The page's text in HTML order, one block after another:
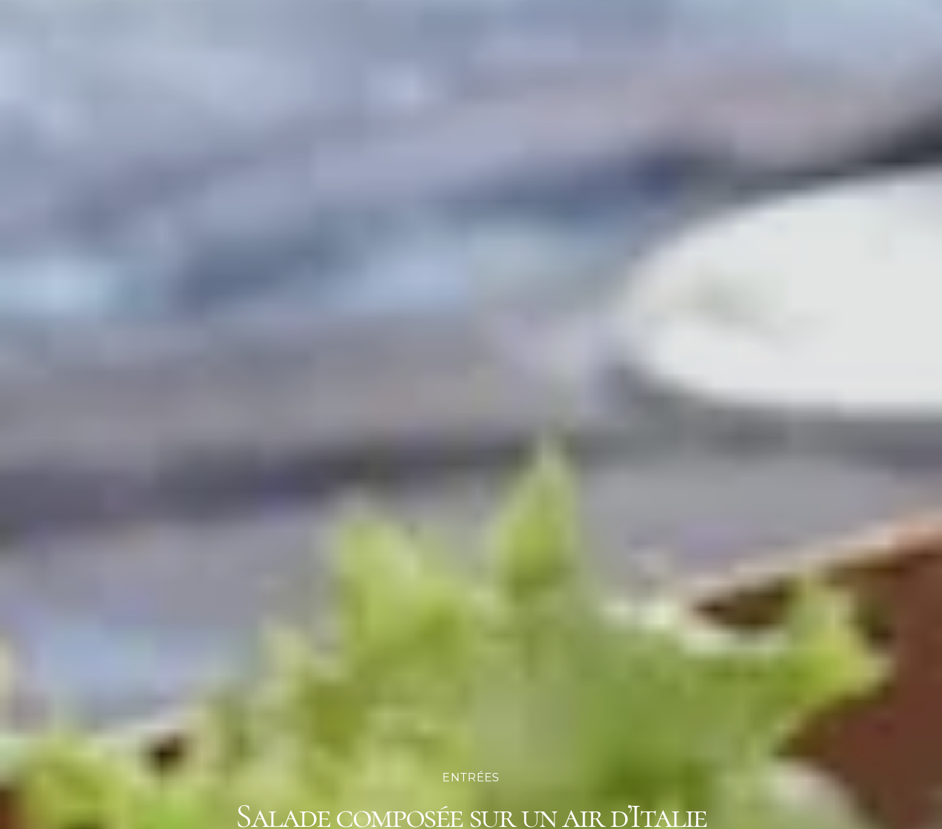
ENTRÉES
Salade composée sur un air d’Italie